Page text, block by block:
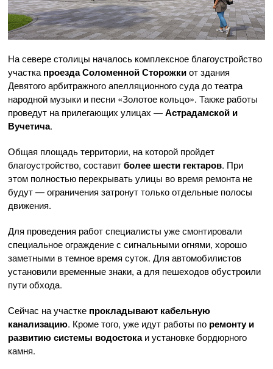
На севере столицы началось комплексное благоустройство
участка проезда Соломенной Сторожкиот здания
Девятого арбитражного апелляционного суда до театра
народной музыки и песни «Золотое кольцо». Также работы
проведут на прилегающих улицах —Астрадамской и
Вучетича.
Общая площадь территории, на которой пройдет
благоустройство, составитболее шести гектаров. При
этом полностью перекрывать улицы во время ремонта не
будут — ограничения затронут только отдельные полосы
движения.
Для проведения работ специалисты уже смонтировали
специальное ограждение с сигнальными огнями, хорошо
заметными в темное время суток. Для автомобилистов
установили временные знаки, а для пешеходов обустроили
пути обхода.
Сейчас на участке прокладывают кабельную
канализацию. Кроме того, уже идут работы по ремонту и
развитию системы водостокаи установке бордюрного
камня.